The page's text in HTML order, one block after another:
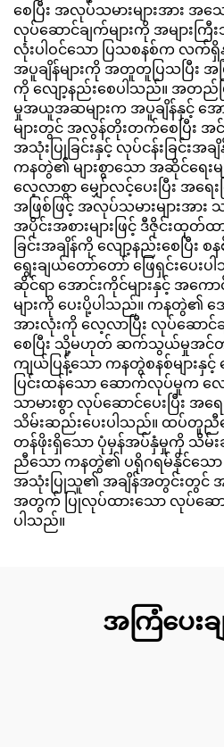
စေပြီး အလုပ်သမားများအား
လုပ်ဆောင်ချက်များကို အများက
လုံးပါဝင်သော ပြသစနစ်က လက်ရှိ
အပူချိန်များကို အတူတူပြသပြီး အ
ကို လျော့နည်းစေပါသည်။ အတည်ပ
မှုအယူအဆများက အပူချိန်နှင့် အ
များတွင် အလွန်တိုးတက်စေပြီး
အသုံးပြုခြင်းနှင့် လုပ်ငန်းခြင်းအ
ကနတွဲ၏ များစွာသော အဆိုင်ရေးမ
လေ့လာစွာ မျှော်လင့်ပေးပြီး အရေး
အဖြစ်ဖြင့် အလုပ်သမားများအား
အပိုင်းအစားများဖြင့် ဒီဇိုင်းထုတ်
ခြင်းအချိန်ကို လျော့နည်းစေပြီ
ရွေးချယ်တော်တော် ဖြေရှင်းပေး
ဆိုင်ရာ အောင်းကိုင်များနှင့် အကေ
များကို ပေးပို့ပါသည်။ ကနတွဲ၏ ဒ
အားလုံးကို လေ့လာပြီး လုပ်ဆောင်
စေပြီး သို့မဟုတ် ဆက်သွယ်မှုအင်တာ
ကျယ်ပြန့်သော ကနတွဲစနစ်များနှင့်
ပြင်းထန်သော ဆောက်လုပ်မှုက လေ
သာမားစွာ လုပ်ဆောင်ပေးပြီး အ
သိမ်းဆည်းပေးပါသည်။ ထပ်တူညီ
တန်ဖိုးရှိသော ပုံမှန်အပ်နှံမှုကို သိမ်
ညီသော ကနတွဲ၏ ပရိုဂရမ်နိုင်သော
အသုံးပြုသူ၏ အချိန်အတွင်းတွင် အ
အတွက် ပြုလုပ်ထားသော လုပ်ဆောင်
ပါသည်။
အကြံပေးခ